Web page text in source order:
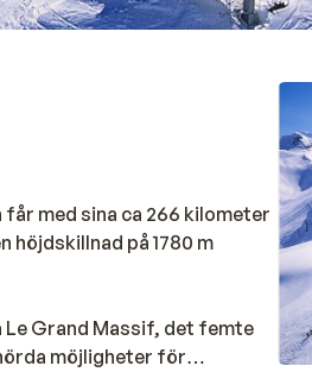
får med sina ca 266 kilometer
höjdskillnad på 1780 m
Le Grand Massif, det femte
möjligheter för
skidbackarna, som även är